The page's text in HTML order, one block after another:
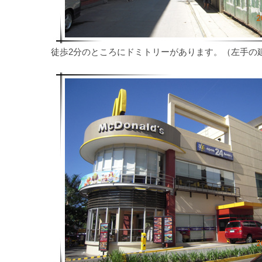
徒歩2分のところにドミトリーがあります。（左手の